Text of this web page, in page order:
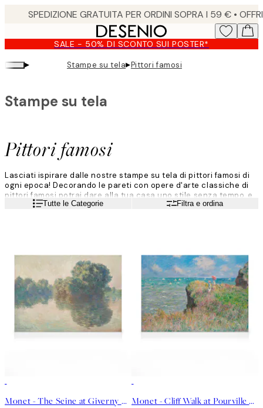
content.
SALE - 50% DI SCONTO SUI POSTER*
▸ Stampe su tela▸Pittori famosi
Pittori famosi
Stampe su tela
Lasciati ispirare dalle nostre stampe su tela di pittori famosi di
ogni epoca! Decorando le pareti con opere d'arte classiche di
pittori famosi potrai dare alla tua casa uno stile senza tempo, e
potrai mescolare e abbinare le opere d'arte dei tuoi artisti
Leggi di piùTutte le Categorie Filtra e ordina
Monet - The Seine at Giverny Stampa su Tela Monet - Cliff Walk at Pourville Stampa su Tela